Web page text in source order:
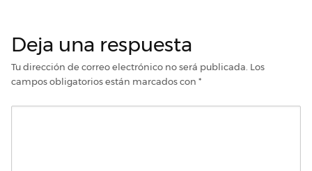
Deja una respuesta
Tu dirección de correo electrónico no será publicada. Los
campos obligatorios están marcados con *